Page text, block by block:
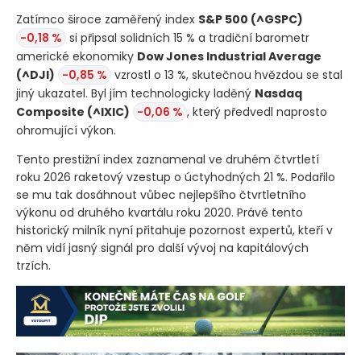
Zatímco široce zaměřený index S&P 500 (^GSPC)
-0,18 % si připsal solidních 15 % a tradiční barometr
americké ekonomiky Dow Jones Industrial Average
(^DJI) -0,85 % vzrostl o 13 %, skutečnou hvězdou se stal
jiný ukazatel. Byl jím technologicky laděný Nasdaq
Composite (^IXIC) -0,06 % , který předvedl naprosto
ohromující výkon.
Tento prestižní index zaznamenal ve druhém čtvrtletí
roku 2026 raketový vzestup o úctyhodných 21 %. Podařilo
se mu tak dosáhnout vůbec nejlepšího čtvrtletního
výkonu od druhého kvartálu roku 2020. Právě tento
historický milník nyní přitahuje pozornost expertů, kteří v
něm vidí jasný signál pro další vývoj na kapitálových
trzích.